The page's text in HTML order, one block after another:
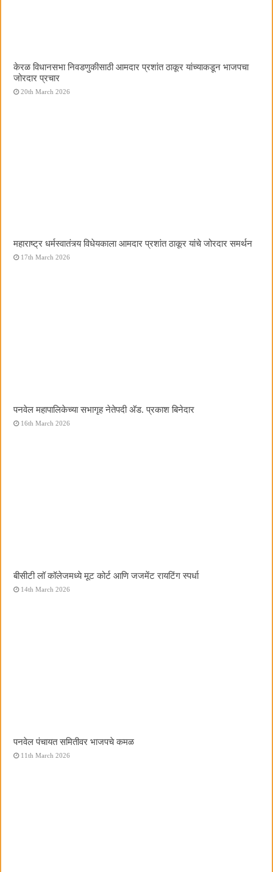
केरळ विधानसभा निवडणुकीसाठी आमदार प्रशांत ठाकूर यांच्याकडून भाजपचा
जोरदार प्रचार
20th March 2026
महाराष्ट्र धर्मस्वातंत्र्य विधेयकाला आमदार प्रशांत ठाकूर यांचे जोरदार समर्थन
17th March 2026
पनवेल महापालिकेच्या सभागृह नेतेपदी अ‍ॅड. प्रकाश बिनेदार
16th March 2026
बीसीटी लॉ कॉलेजमध्ये मूट कोर्ट आणि जजमेंट रायटिंग स्पर्धा
14th March 2026
पनवेल पंचायत समितीवर भाजपचे कमळ
11th March 2026